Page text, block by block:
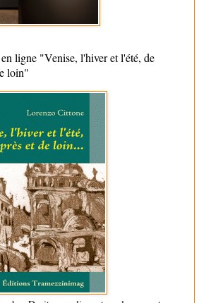
ligne "Venise, l'hiver et l'été, de
loin"